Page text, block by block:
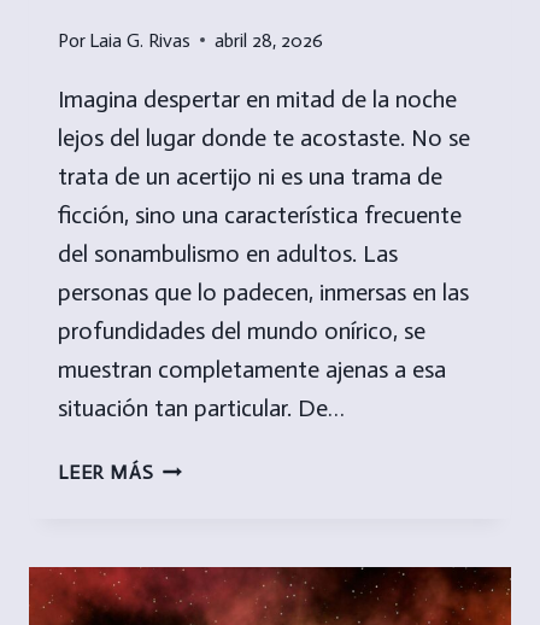
Por Laia G. Rivas abril 28, 2026
Imagina despertar en mitad de la noche
lejos del lugar donde te acostaste. No se
trata de un acertijo ni es una trama de
ficción, sino una característica frecuente
del sonambulismo en adultos. Las
personas que lo padecen, inmersas en las
profundidades del mundo onírico, se
muestran completamente ajenas a esa
situación tan particular. De…
LEER MÁS SONAMBULISMO